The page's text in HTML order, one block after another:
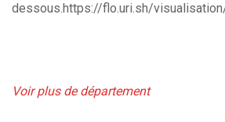
dessous.https://flo.uri.sh/
Voir plus de département